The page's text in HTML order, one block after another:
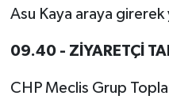
Asu Kaya araya girerek
09.40 - ZİYARETÇİ
CHP Meclis Grup